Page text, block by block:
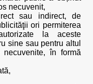
necuvenit,
sau indirect, de
ori permiterea
la aceste
sine sau pentru altul
în formă